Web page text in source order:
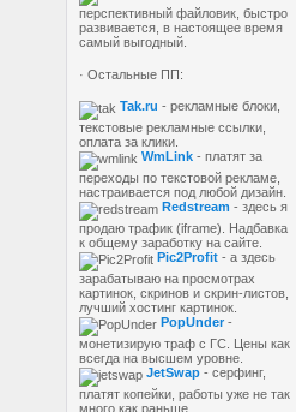
перспективный файловик, быстро
развивается, в настоящее время
самый выгодный.
· Остальные ПП:
Tak.ru - рекламные блоки,
текстовые рекламные ссылки,
оплата за клики.
WmLink - платят за
переходы по текстовой рекламе,
настраивается под любой дизайн.
Redstream - здесь я
продаю трафик (iframe). Надбавка
к общему заработку на сайте.
Pic2Profit - а здесь
зарабатываю на просмотрах
картинок, скринов и скрин-листов,
лучший хостинг картинок.
PopUnder-
монетизирую траф с ГС. Цены как
всегда на высшем уровне.
JetSwap - серфинг,
платят копейки, работы уже не так
много как раньше.